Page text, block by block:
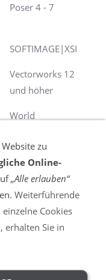
Poser 4 - 7
SOFTIMAGE|XSI
Vectorworks 12
und höher
World
zu
Online-
„Alle erlauben“
Weiterführende
Cookies
erhalten Sie in